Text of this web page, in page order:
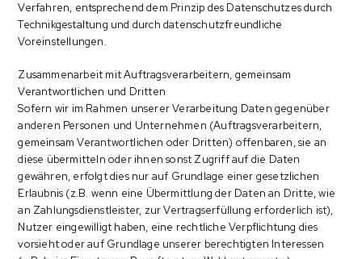
Verfahren, entsprechend dem Prinzip des Datenschutzes durch
Technikgestaltung und durch datenschutzfreundliche
Voreinstellungen.
Zusammenarbeit mit Auftragsverarbeitern, gemeinsam
Verantwortlichen und Dritten
Sofern wir im Rahmen unserer Verarbeitung Daten gegenüber
anderen Personen und Unternehmen (Auftragsverarbeitern,
gemeinsam Verantwortlichen oder Dritten) offenbaren, sie an
diese übermitteln oder ihnen sonst Zugriff auf die Daten
gewähren, erfolgt dies nur auf Grundlage einer gesetzlichen
Erlaubnis (z.B. wenn eine Übermittlung der Daten an Dritte, wie
an Zahlungsdienstleister, zur Vertragserfüllung erforderlich ist),
Nutzer eingewilligt haben, eine rechtliche Verpflichtung dies
vorsieht oder auf Grundlage unserer berechtigten Interessen